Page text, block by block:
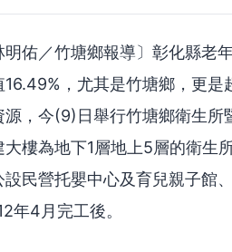
明佑／竹塘鄉報導〕彰化縣老
16.49%，尤其是竹塘鄉，更
源，今(9)日舉行竹塘鄉衛生所
大樓為地下1層地上5層的衛生
設民營托嬰中心及育兒親子館
年4月完工後。